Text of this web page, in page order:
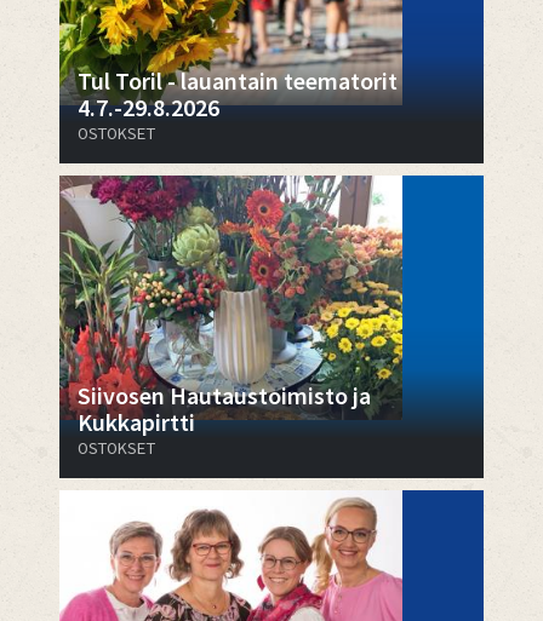
Tul Toril - lauantain teematorit
4.7.-29.8.2026
OSTOKSET
​​​​​​​Siivosen Hautaustoimisto ja
Kukkapirtti
OSTOKSET